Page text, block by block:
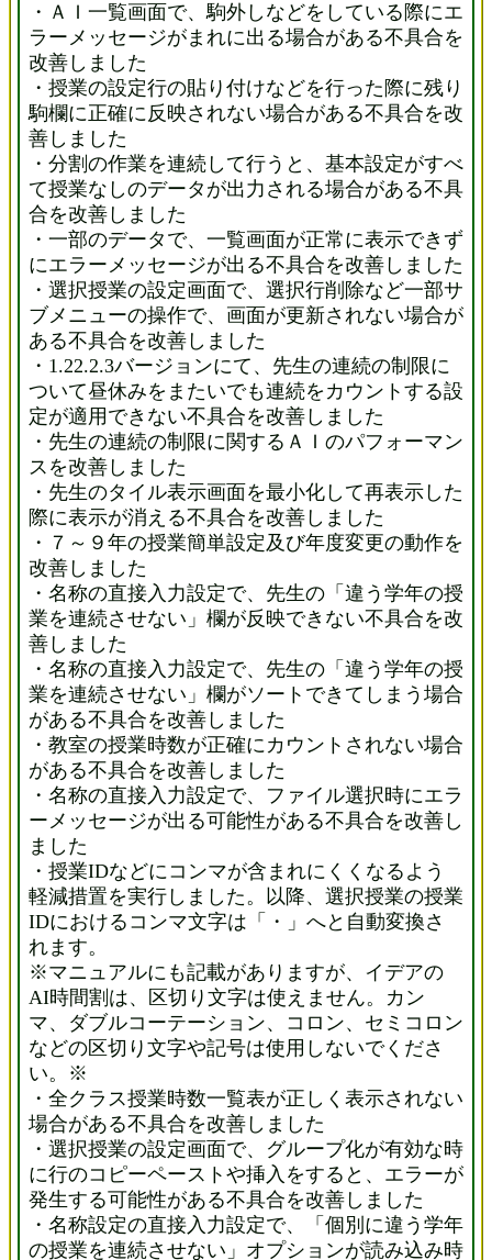
・ＡＩ一覧画面で、駒外しなどをしている際にエ
ラーメッセージがまれに出る場合がある不具合を
改善しました
・授業の設定行の貼り付けなどを行った際に残り
駒欄に正確に反映されない場合がある不具合を改
善しました
・分割の作業を連続して行うと、基本設定がすべ
て授業なしのデータが出力される場合がある不具
合を改善しました
・一部のデータで、一覧画面が正常に表示できず
にエラーメッセージが出る不具合を改善しました
・選択授業の設定画面で、選択行削除など一部サ
ブメニューの操作で、画面が更新されない場合が
ある不具合を改善しました
・1.22.2.3バージョンにて、先生の連続の制限に
ついて昼休みをまたいでも連続をカウントする設
定が適用できない不具合を改善しました
・先生の連続の制限に関するＡＩのパフォーマン
スを改善しました
・先生のタイル表示画面を最小化して再表示した
際に表示が消える不具合を改善しました
・７～９年の授業簡単設定及び年度変更の動作を
改善しました
・名称の直接入力設定で、先生の「違う学年の授
業を連続させない」欄が反映できない不具合を改
善しました
・名称の直接入力設定で、先生の「違う学年の授
業を連続させない」欄がソートできてしまう場合
がある不具合を改善しました
・教室の授業時数が正確にカウントされない場合
がある不具合を改善しました
・名称の直接入力設定で、ファイル選択時にエラ
ーメッセージが出る可能性がある不具合を改善し
ました
・授業IDなどにコンマが含まれにくくなるよう
軽減措置を実行しました。以降、選択授業の授業
IDにおけるコンマ文字は「・」へと自動変換さ
れます。
※マニュアルにも記載がありますが、イデアの
AI時間割は、区切り文字は使えません。カン
マ、ダブルコーテーション、コロン、セミコロン
などの区切り文字や記号は使用しないでくださ
い。※
・全クラス授業時数一覧表が正しく表示されない
場合がある不具合を改善しました
・選択授業の設定画面で、グループ化が有効な時
に行のコピーペーストや挿入をすると、エラーが
発生する可能性がある不具合を改善しました
・名称設定の直接入力設定で、「個別に違う学年
の授業を連続させない」オプションが読み込み時